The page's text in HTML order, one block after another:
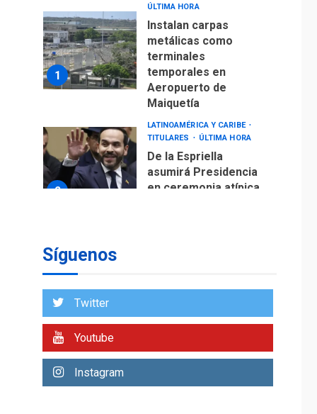
1
ÚLTIMA HORA
Instalan carpas
metálicas como
terminales
temporales en
Aeropuerto de
Maiquetía
2
LATINOAMÉRICA Y CARIBE
TITULARES
ÚLTIMA HORA
De la Espriella
asumirá Presidencia
en ceremonia atípica
3
de diálogo en
4
POLÍTICA
TITULARES
Gobierno y AN2015 en
diálogo
Síguenos
Twitter
Youtube
Instagram